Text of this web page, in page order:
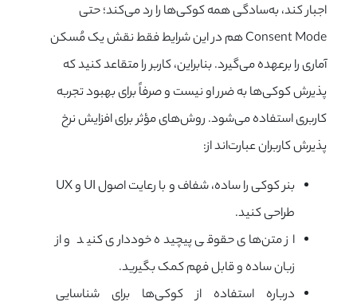
اجبار کند، به‌سادگی همه کوکی‌ها را رد می‌کند؛ حتی
Consent Mode هم در این شرایط فقط نقش یک مُسکن
آماری را برعهده می‌گیرد. بنابراین، کاربر را متقاعد کنید که
پذیرش کوکی‌ها به ضرر او نیست و صرفاً برای بهبود تجربه
کاربری استفاده می‌شود. روش‌های مؤثر برای افزایش نرخ
پذیرش کاربران عبارت‌اند از:
بنر کوکی را ساده، شفاف و با رعایت اصول UI و UX
طراحی کنید.
از متن‌های حقوقی پیچیده خودداری کنید و از
زبان ساده و قابل فهم کمک بگیرید.
درباره استفاده از کوکی‌ها برای شناسایی